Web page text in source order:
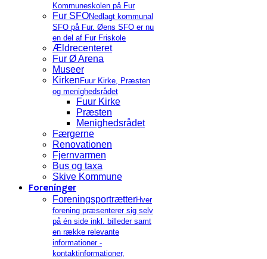
Kommuneskolen på Fur
Fur SFONedlagt kommunal
SFO på Fur. Øens SFO er nu
en del af Fur Friskole
Ældrecenteret
Fur Ø Arena
Museer
Kirken Fuur Kirke, Præsten
og menighedsrådet
Fuur Kirke
Præsten
Menighedsrådet
Færgerne
Renovationen
Fjernvarmen
Bus og taxa
Skive Kommune
Foreninger
ForeningsportrætterHver
forening præsenterer sig selv
på én side inkl. billeder samt
en række relevante
informationer -
kontaktinformationer,